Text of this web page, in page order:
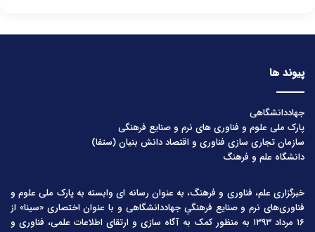
پیوند ها
جهاددانشگاهی
پارک ملی علوم و فناوری های نرم و صنایع فرهنگی
سازمان تجاری سازی فناوری و اقتصاد دانش بنیان (ستفا)
دانشگاه علم و فرهنگ
خبرگزاری علم، فناوری و فرهنگ، به عنوان رسانه ای وابسته به پارک ملی علوم و
فناوری‌های نرم و صنایع فرهنگیِ جهاددانشگاهی و با عنوان اختصاری «سینا» از
۱۶ مرداد ۱۳۹۳ به منظور کمک به آگاه سازی و ارتقای اطلاعات علمی، فناوری و